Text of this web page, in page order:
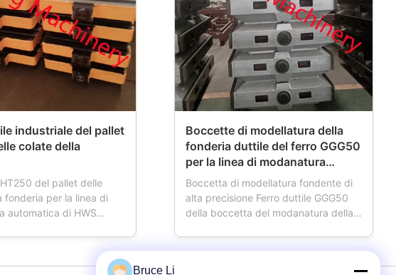
industriale del pallet
colate della
del pallet delle
fonderia per la linea di
automatica di HWS
Boccette di modellatura della
fonderia duttile del ferro GGG50
per la linea di modanatura
automatica di HWS
Boccetta di modellatura fondente di
alta precisione Ferro duttile GGG50
della boccetta del modanatura della
Bruce Li